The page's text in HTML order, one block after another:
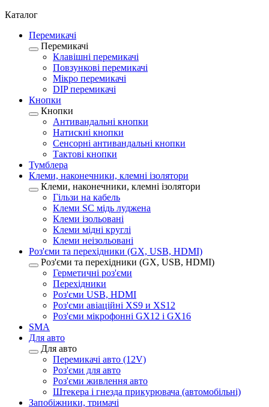
Каталог
Перемикачі
Перемикачі
Клавішні перемикачі
Повзункові перемикачі
Мікро перемикачі
DIP перемикачі
Кнопки
Кнопки
Антивандальні кнопки
Натискні кнопки
Сенсорні антивандальні кнопки
Тактові кнопки
Тумблера
Клеми, наконечники, клемні ізолятори
Клеми, наконечники, клемні ізолятори
Гільзи на кабель
Клеми SC мідь луджена
Клеми ізольовані
Клеми мідні круглі
Клеми неізольовані
Роз'єми та перехідники (GX, USB, HDMI)
Роз'єми та перехідники (GX, USB, HDMI)
Герметичні роз'єми
Перехідники
Роз'єми USB, HDMI
Роз'єми авіаційні XS9 и XS12
Роз'єми мікрофонні GX12 і GX16
SMA
Для авто
Для авто
Перемикачі авто (12V)
Роз'єми для авто
Роз'єми живлення авто
Штекера і гнезда прикурювача (автомобільні)
Запобіжники, тримачі